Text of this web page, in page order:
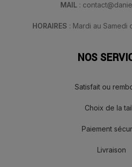
MAIL :
HORAIRES : Mardi au Samedi
NOS
Satisfait ou
Choix de la
Paiement
Livraison